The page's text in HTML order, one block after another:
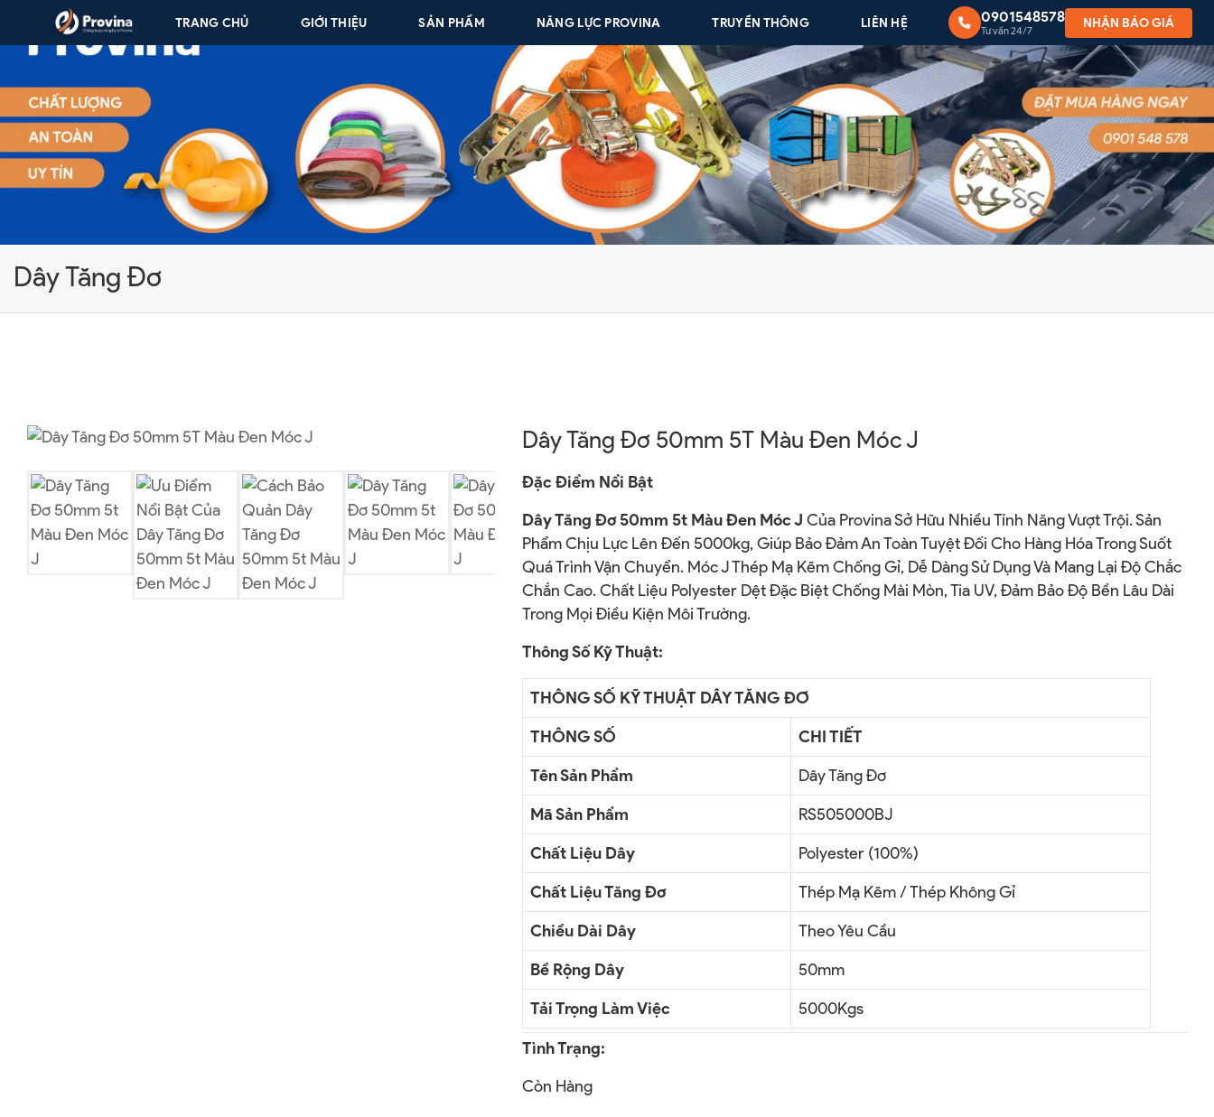
Skip to content
TRANG CHỦ GIỚI THIỆU SẢN PHẨM NĂNG LỰC PROVINA TRUYỀN THÔNG LIÊN HỆ 0901548578
Tư vấn 24/7
NHẬN BÁO GIÁ
Dây Tăng Đơ
Dây Tăng Đơ 50mm 5T Màu Đen Móc J
Đặc Điểm Nổi Bật
Dây Tăng Đơ 50mm 5t Màu Đen Móc J Của Provina Sở Hữu Nhiều Tính Năng Vượt Trội. Sản
Phẩm Chịu Lực Lên Đến 5000kg, Giúp Bảo Đảm An Toàn Tuyệt Đối Cho Hàng Hóa Trong Suốt
Quá Trình Vận Chuyển. Móc J Thép Mạ Kẽm Chống Gỉ, Dễ Dàng Sử Dụng Và Mang Lại Độ Chắc
Chắn Cao. Chất Liệu Polyester Dệt Đặc Biệt Chống Mài Mòn, Tia UV, Đảm Bảo Độ Bền Lâu Dài
Trong Mọi Điều Kiện Môi Trường.
Thông Số Kỹ Thuật:
THÔNG SỐ KỸ THUẬT DÂY TĂNG ĐƠ
THÔNG SỐ
CHI TIẾT
Tên Sản Phẩm
Dây Tăng Đơ
Mã Sản Phẩm
RS505000BJ
Chất Liệu Dây
Polyester (100%)
Chất Liệu Tăng Đơ
Thép Mạ Kẽm / Thép Không Gỉ
Chiều Dài Dây
Theo Yêu Cầu
Bề Rộng Dây
50mm
Tải Trọng Làm Việc
5000Kgs
Tình Trạng:
Còn Hàng